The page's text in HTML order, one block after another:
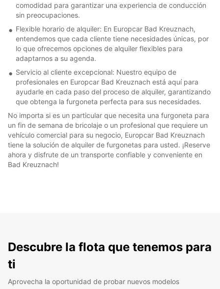
comodidad para garantizar una experiencia de conducción
sin preocupaciones.
Flexible horario de alquiler: En Europcar Bad Kreuznach,
entendemos que cada cliente tiene necesidades únicas, por
lo que ofrecemos opciones de alquiler flexibles para
adaptarnos a su agenda.
Servicio al cliente excepcional: Nuestro equipo de
profesionales en Europcar Bad Kreuznach está aquí para
ayudarle en cada paso del proceso de alquiler, garantizando
que obtenga la furgoneta perfecta para sus necesidades.
No importa si es un particular que necesita una furgoneta para
un fin de semana de bricolaje o un profesional que requiere un
vehículo comercial para su negocio, Europcar Bad Kreuznach
tiene la solución de alquiler de furgonetas para usted. ¡Reserve
ahora y disfrute de un transporte confiable y conveniente en
Bad Kreuznach!
Descubre la flota que tenemos para
ti
Aprovecha la oportunidad de probar nuevos modelos